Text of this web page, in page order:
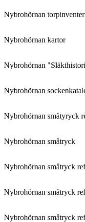
Nybrohörnan
Nybrohörnan kartor
Nybrohörnan
Nybrohörnan
Nybrohörnan småtyryck
Nybrohörnan småtryck
Nybrohörnan småtryck ref
Nybrohörnan småtryck
Nybrohörnan småtryck